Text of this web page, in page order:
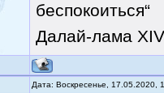
беспокоиться“
Далай-лама XIV
Дата: Воскресенье,